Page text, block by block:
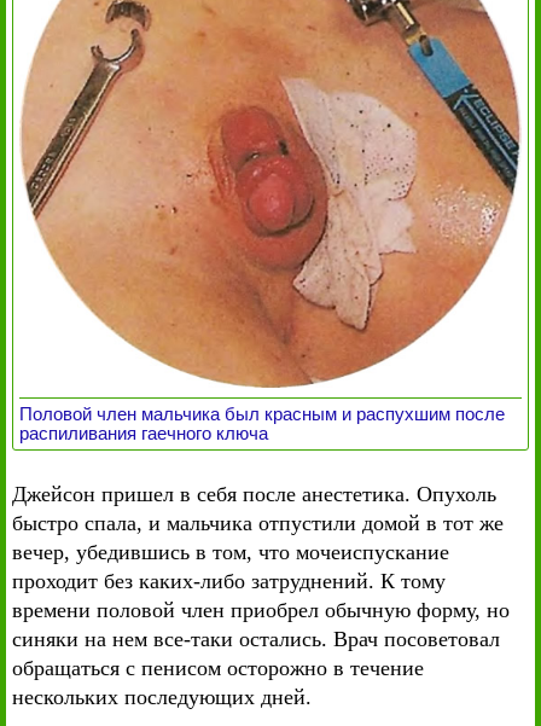
Половой член мальчика был красным и распухшим после
распиливания гаечного ключа
Джейсон пришел в себя после анестетика. Опухоль
быстро спала, и мальчика отпустили домой в тот же
вечер, убедившись в том, что мочеиспускание
проходит без каких-либо затруднений. К тому
времени половой член приобрел обычную форму, но
синяки на нем все-таки остались. Врач посоветовал
обращаться с пенисом осторожно в течение
нескольких последующих дней.